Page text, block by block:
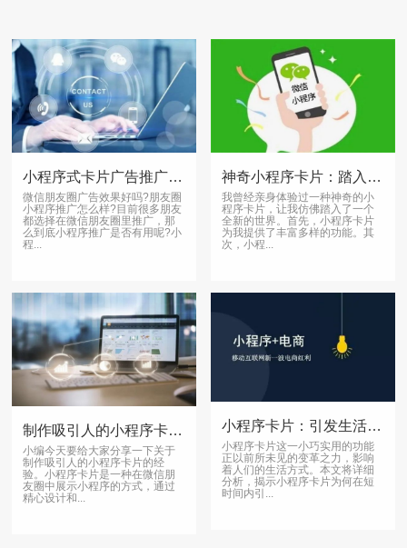
小程序式卡片广告推广，节点营销更吸睛
微信朋友圈广告效果好吗?朋友圈
小程序推广怎么样?目前很多朋友
都选择在微信朋友圈里推广，那
么到底小程序推广是否有用呢?小
程...
神奇小程序卡片：踏入全新世界！
我曾经亲身体验过一种神奇的小
程序卡片，让我仿佛踏入了一个
全新的世界。首先，小程序卡片
为我提供了丰富多样的功能。其
次，小程...
制作吸引人的小程序卡片的方法
小编今天要给大家分享一下关于
制作吸引人的小程序卡片的经
验。小程序卡片是一种在微信朋
友圈中展示小程序的方式，通过
精心设计和...
小程序卡片：引发生活革命，商机无限
小程序卡片这一小巧实用的功能
正以前所未见的变革之力，影响
着人们的生活方式。本文将详细
分析，揭示小程序卡片为何在短
时间内引...